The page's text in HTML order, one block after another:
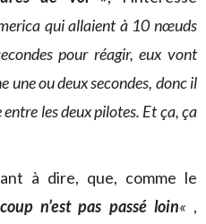
qui allaient à 10 nœuds
pour réagir, eux vont
une ou deux secondes, donc il
les deux pilotes. Et ça, ça
à dire, que, comme le
n’est pas passé loin« ,